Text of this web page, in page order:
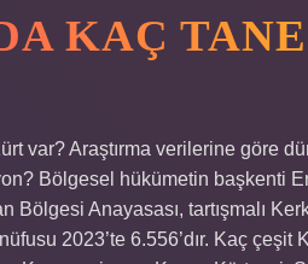
KAÇ
var? Araştırma verilerine göre
Bölgesel hükümetin başkenti
Bölgesi Anayasası, tartışmalı
2023’te 6.556’dır. Kaç